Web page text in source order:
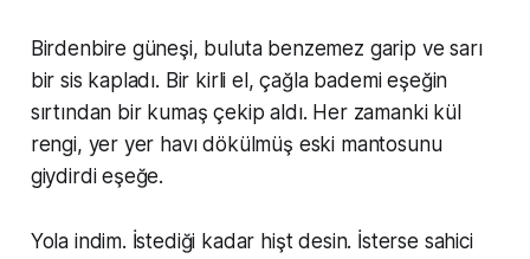
Birdenbire güneşi, buluta benzemez garip ve sarı
bir sis kapladı. Bir kirli el, çağla bademi eşeğin
sırtından bir kumaş çekip aldı. Her zamanki kül
rengi, yer yer havı dökülmüş eski mantosunu
giydirdi eşeğe.
Yola indim. İstediği kadar hişt desin. İsterse sahici